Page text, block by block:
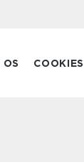
OS COOKIES